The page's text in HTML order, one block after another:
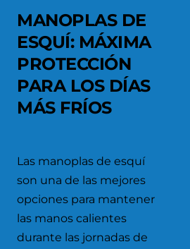
MANOPLAS DE
ESQUÍ: MÁXIMA
PROTECCIÓN
PARA LOS DÍAS
MÁS FRÍOS
Las manoplas de esquí
son una de las mejores
opciones para mantener
las manos calientes
durante las jornadas de